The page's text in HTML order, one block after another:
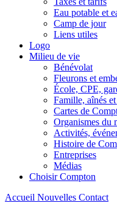
Eau potable et
Camp de jour
Liens utiles
Logo
Milieu de vie
Bénévolat
Fleurons et
École, CPE,
Famille, aînés
Cartes de
Organismes du
Activités,
Histoire de
Entreprises
Médias
Choisir Compton
Accueil Nouvelles Contact